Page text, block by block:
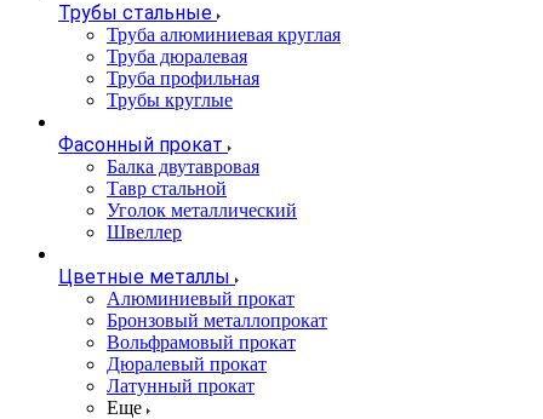
Трубы стальные
Труба алюминиевая круглая
Труба дюралевая
Труба профильная
Трубы круглые
Фасонный прокат
Балка двутавровая
Тавр стальной
Уголок металлический
Швеллер
Цветные металлы
Алюминиевый прокат
Бронзовый металлопрокат
Вольфрамовый прокат
Дюралевый прокат
Латунный прокат
Еще